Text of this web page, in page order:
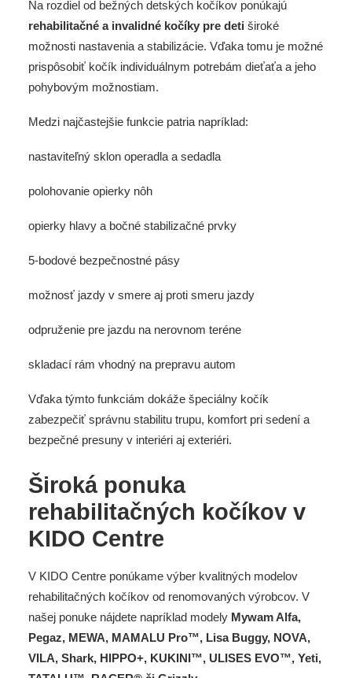
Na rozdiel od bežných detských kočíkov ponúkajú
rehabilitačné a invalidné kočíky pre deti široké
možnosti nastavenia a stabilizácie. Vďaka tomu je možné
prispôsobiť kočík individuálnym potrebám dieťaťa a jeho
pohybovým možnostiam.
Medzi najčastejšie funkcie patria napríklad:
nastaviteľný sklon operadla a sedadla
polohovanie opierky nôh
opierky hlavy a bočné stabilizačné prvky
5-bodové bezpečnostné pásy
možnosť jazdy v smere aj proti smeru jazdy
odpruženie pre jazdu na nerovnom teréne
skladací rám vhodný na prepravu autom
Vďaka týmto funkciám dokáže špeciálny kočík
zabezpečiť správnu stabilitu trupu, komfort pri sedení a
bezpečné presuny v interiéri aj exteriéri.
Široká ponuka
rehabilitačných kočíkov v
KIDO Centre
V KIDO Centre ponúkame výber kvalitných modelov
rehabilitačných kočíkov od renomovaných výrobcov. V
našej ponuke nájdete napríklad modely Mywam Alfa,
Pegaz, MEWA, MAMALU Pro™, Lisa Buggy, NOVA,
VILA, Shark, HIPPO+, KUKINI™, ULISES EVO™, Yeti,